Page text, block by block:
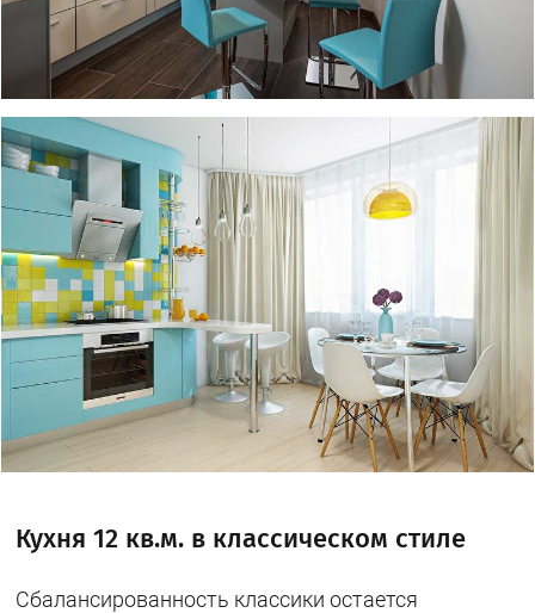
Кухня 12 кв.м. в классическом стиле
Сбалансированность классики остается